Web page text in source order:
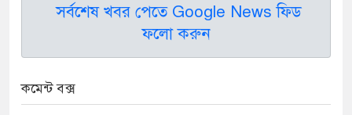
সর্বশেষ খবর পেতে Google News ফিড
ফলো করুন
কমেন্ট বক্স